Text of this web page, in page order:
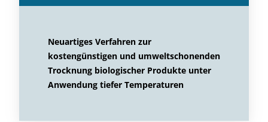
Neuartiges Verfahren zur
kostengünstigen und umweltschonenden
Trocknung biologischer Produkte unter
Anwendung tiefer Temperaturen